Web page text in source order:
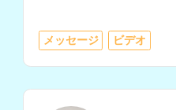
メッセージ ビデオ